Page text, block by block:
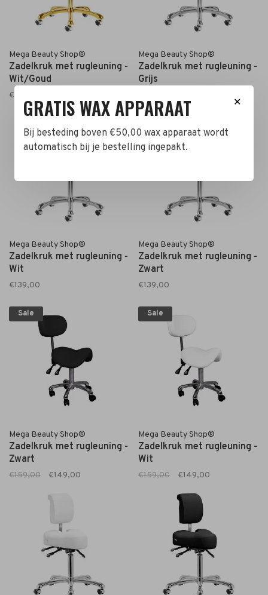
Mega Beauty Shop®
Zadelkruk met rugleuning -
Wit/Goud
€139,00
Mega Beauty Shop®
Zadelkruk met rugleuning -
Grijs
Mega Beauty Shop®
Zadelkruk met rugleuning -
Wit
€139,00
Mega Beauty Shop®
Zadelkruk met rugleuning -
Zwart
€139,00
Sale
Mega Beauty Shop®
Zadelkruk met rugleuning -
Zwart
€159,00 €149,00
Sale
Mega Beauty Shop®
Zadelkruk met rugleuning -
Wit
€159,00 €149,00
✕
GRATIS WAX APPARAAT
Bij besteding boven €50,00 wax apparaat wordt
automatisch bij je bestelling ingepakt.